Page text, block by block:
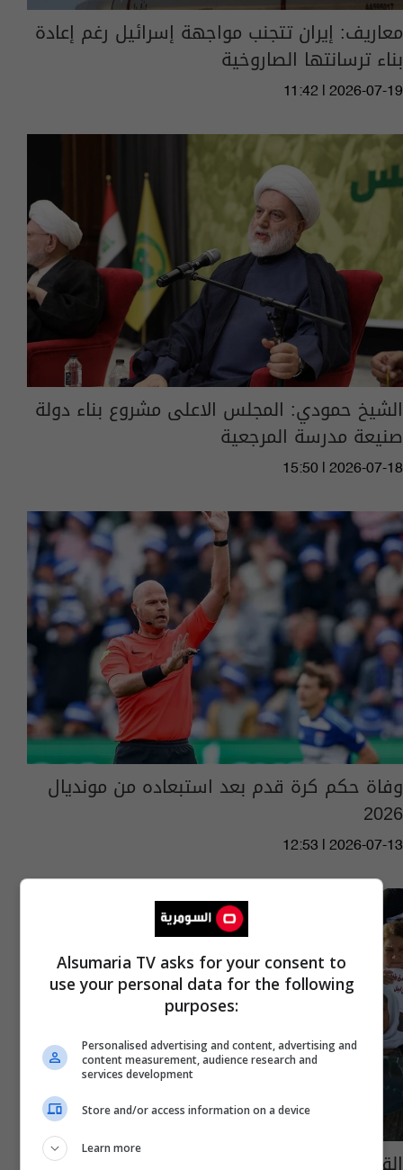
معاريف: إيران تتجنب مواجهة إسرائيل رغم إعادة
بناء ترسانتها الصاروخية
11:42 | 2026-07-19
الشيخ حمودي: المجلس الاعلى مشروع بناء دولة
صنيعة مدرسة المرجعية
15:50 | 2026-07-18
وفاة حكم كرة قدم بعد استبعاده من مونديال
2026
12:53 | 2026-07-13
Alsumaria TV asks for your consent to
use your personal data for the following
purposes:
Personalised advertising and content, advertising and
content measurement, audience research and
services development
Store and/or access information on a device
Learn more